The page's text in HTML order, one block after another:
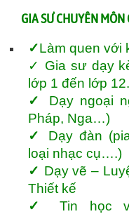
GIA SƯ CHUYÊN MÔN
✓Làm quen với
✓ Gia sư dạy
lớp 1 đến lớp 12.
✓
Dạy ngoại
Pháp, Nga…)
✓
Dạy đàn
loại nhạc cụ….)
✓ Dạy vẽ –
Thiết kế
✓
Tin học